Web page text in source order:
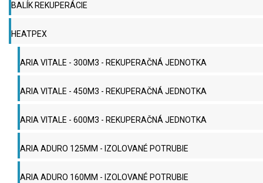
BALÍK REKUPERÁCIE
HEATPEX
ARIA VITALE - 300M3 - REKUPERAČNÁ JEDNOTKA
ARIA VITALE - 450M3 - REKUPERAČNÁ JEDNOTKA
ARIA VITALE - 600M3 - REKUPERAČNÁ JEDNOTKA
ARIA ADURO 125MM - IZOLOVANÉ POTRUBIE
ARIA ADURO 160MM - IZOLOVANÉ POTRUBIE